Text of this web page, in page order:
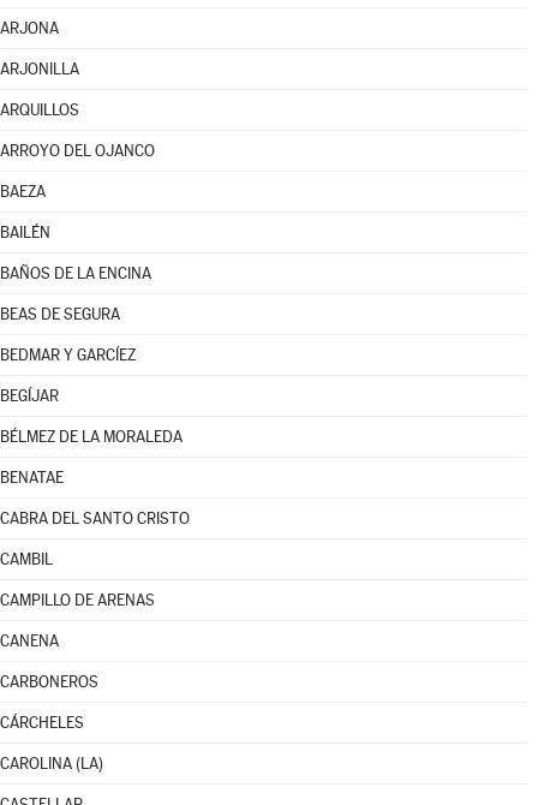
ARJONA
ARJONILLA
ARQUILLOS
ARROYO DEL OJANCO
BAEZA
BAILÉN
BAÑOS DE LA ENCINA
BEAS DE SEGURA
BEDMAR Y GARCÍEZ
BEGÍJAR
BÉLMEZ DE LA MORALEDA
BENATAE
CABRA DEL SANTO CRISTO
CAMBIL
CAMPILLO DE ARENAS
CANENA
CARBONEROS
CÁRCHELES
CAROLINA (LA)